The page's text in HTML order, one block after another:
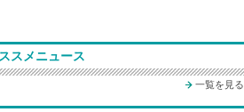
スメニュース
一覧を見る